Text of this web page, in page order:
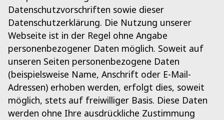
Datenschutzvorschriften sowie dieser
Datenschutzerklärung. Die Nutzung unserer
Webseite ist in der Regel ohne Angabe
personenbezogener Daten möglich. Soweit auf
unseren Seiten personenbezogene Daten
(beispielsweise Name, Anschrift oder E-Mail-
Adressen) erhoben werden, erfolgt dies, soweit
möglich, stets auf freiwilliger Basis. Diese Daten
werden ohne Ihre ausdrückliche Zustimmung